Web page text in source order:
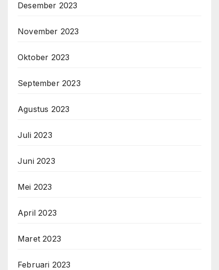
Desember 2023
November 2023
Oktober 2023
September 2023
Agustus 2023
Juli 2023
Juni 2023
Mei 2023
April 2023
Maret 2023
Februari 2023